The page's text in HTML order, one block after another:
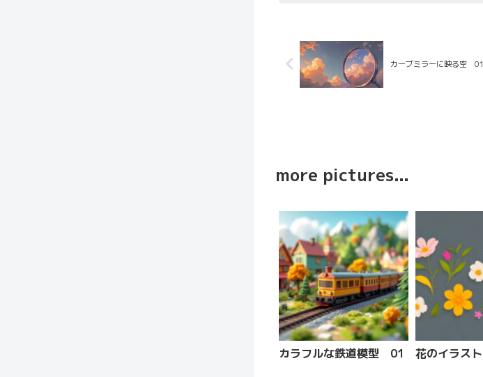
カーブミラーに映る空 01
more pictures...
カラフルな鉄道模型 01 花のイラスト